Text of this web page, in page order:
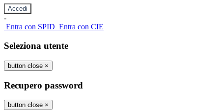
-
Entra con SPID Entra con CIE
Seleziona utente
button close ×
Recupero password
button close ×